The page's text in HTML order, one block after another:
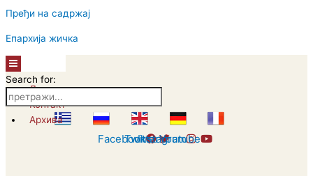
Пређи на садржај
Епархија жичка
Линкови
Контакт
Архива
Hamburger
Toggle
Menu
Search for:
Facebook
Twitter
Instagram
Youtube